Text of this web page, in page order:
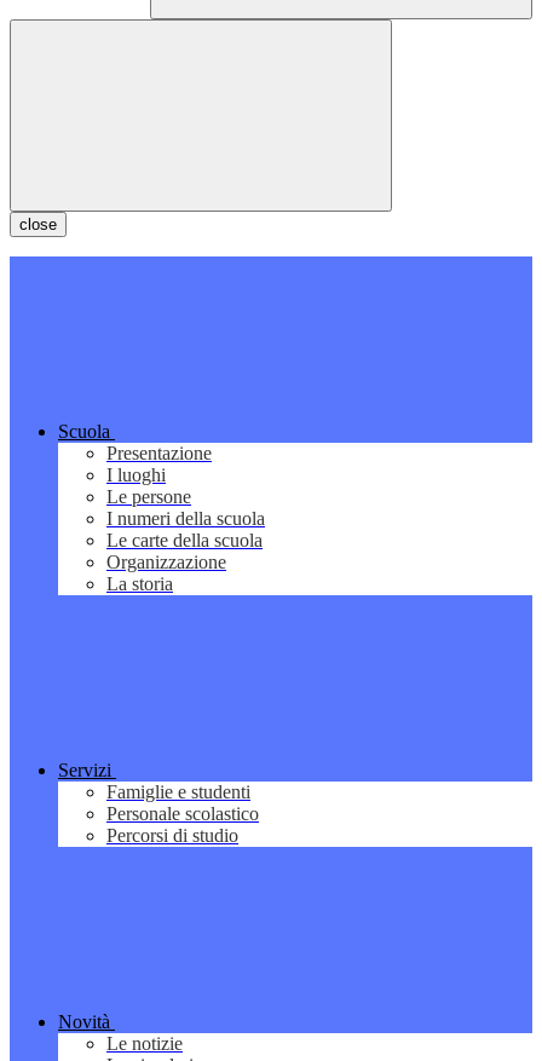
close
Scuola
Presentazione
I luoghi
Le persone
I numeri della scuola
Le carte della scuola
Organizzazione
La storia
Servizi
Famiglie e studenti
Personale scolastico
Percorsi di studio
Novità
Le notizie